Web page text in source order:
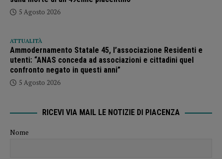
5 Agosto 2026
ATTUALITÀ
Ammodernamento Statale 45, l’associazione Residenti e
utenti: “ANAS conceda ad associazioni e cittadini quel
confronto negato in questi anni”
5 Agosto 2026
RICEVI VIA MAIL LE NOTIZIE DI PIACENZA
Nome